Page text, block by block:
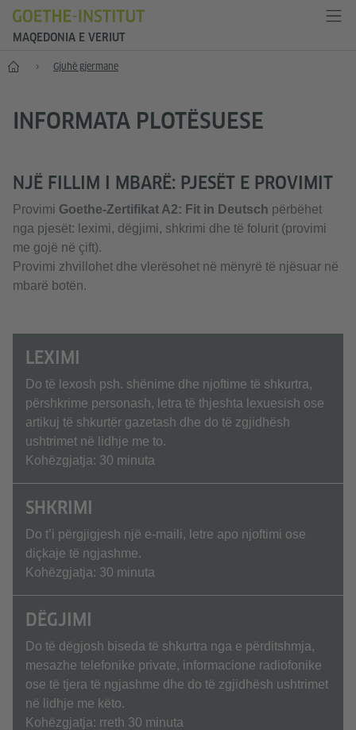
MAQEDONIA E VERIUT
Fillimi Gjuhë gjermane
INFORMATA PLOTËSUESE
NJË FILLIM I MBARË: PJESËT E PROVIMIT
Provimi Goethe-Zertifikat A2: Fit in Deutsch përbëhet
nga pjesët: leximi, dëgjimi, shkrimi dhe të folurit (provimi
me gojë në çift).
Provimi zhvillohet dhe vlerësohet në mënyrë të njësuar në
mbarë botën.
LEXIMI
Do të lexosh psh. shënime dhe njoftime të shkurtra,
përshkrime personash, letra të thjeshta lexuesish ose
artikuj të shkurtër gazetash dhe do të zgjidhësh
ushtrimet në lidhje me to.
Kohëzgjatja: 30 minuta
SHKRIMI
Do t’i përgjigjesh një e-maili, letre apo njoftimi ose
diçkaje të ngjashme.
Kohëzgjatja: 30 minuta
DËGJIMI
Do të dëgjosh biseda të shkurtra nga e përditshmja,
mesazhe telefonike private, informacione radiofonike
ose të tjera të ngjashme dhe do të zgjidhësh ushtrimet
në lidhje me këto.
Kohëzgjatja: rreth 30 minuta